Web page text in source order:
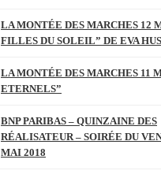
LA MONTÉE DES MARCHES 12
FILLES DU SOLEIL” DE EVA
LA MONTÉE DES MARCHES 11
ETERNELS”
BNP PARIBAS – QUINZAINE DES
RÉALISATEUR – SOIRÉE DU
MAI 2018